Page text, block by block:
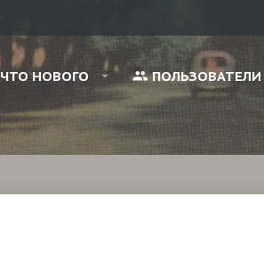
ЧТО НОВОГО ПОЛЬЗОВАТЕЛИ